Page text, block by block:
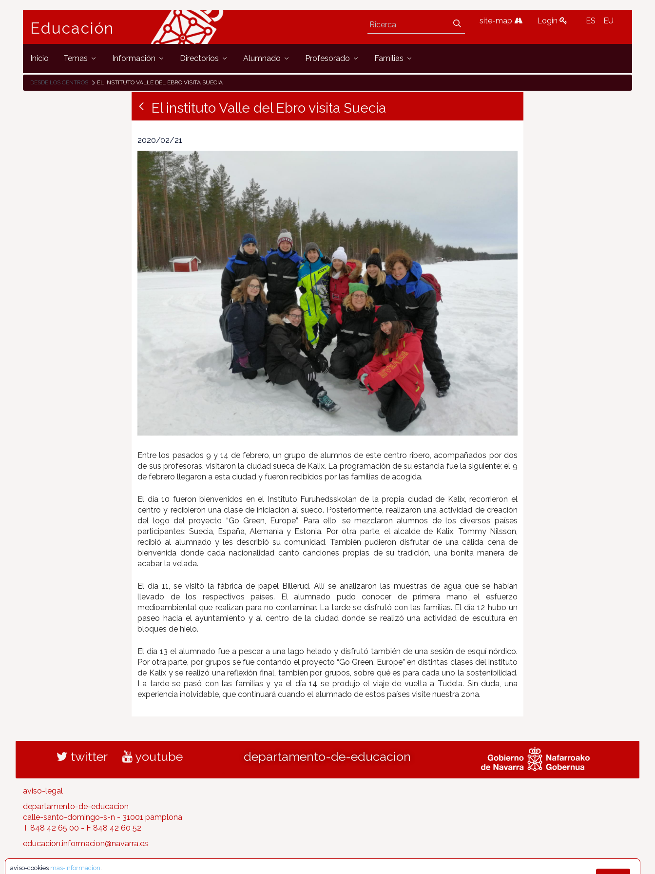
Educación site-map Login ES EU
Inicio Temas Información Directorios Alumnado Profesorado Familias
DESDE LOS CENTROS EL INSTITUTO VALLE DEL EBRO VISITA SUECIA
El instituto Valle del Ebro visita Suecia
2020/02/21
Entre los pasados 9 y 14 de febrero, un grupo de alumnos de este centro ribero, acompañados por dos
de sus profesoras, visitaron la ciudad sueca de Kalix. La programación de su estancia fue la siguiente: el 9
de febrero llegaron a esta ciudad y fueron recibidos por las familias de acogida.
El día 10 fueron bienvenidos en el Instituto Furuhedsskolan de la propia ciudad de Kalix, recorrieron el
centro y recibieron una clase de iniciación al sueco. Posteriormente, realizaron una actividad de creación
del logo del proyecto “Go Green, Europe”. Para ello, se mezclaron alumnos de los diversos países
participantes: Suecia, España, Alemania y Estonia. Por otra parte, el alcalde de Kalix, Tommy Nilsson,
recibió al alumnado y les describió su comunidad. También pudieron disfrutar de una cálida cena de
bienvenida donde cada nacionalidad cantó canciones propias de su tradición, una bonita manera de
acabar la velada.
El día 11, se visitó la fábrica de papel Billerud. Allí se analizaron las muestras de agua que se habían
llevado de los respectivos países. El alumnado pudo conocer de primera mano el esfuerzo
medioambiental que realizan para no contaminar. La tarde se disfrutó con las familias. El día 12 hubo un
paseo hacia el ayuntamiento y al centro de la ciudad donde se realizó una actividad de escultura en
bloques de hielo.
El día 13 el alumnado fue a pescar a una lago helado y disfrutó también de una sesión de esquí nórdico.
Por otra parte, por grupos se fue contando el proyecto “Go Green, Europe” en distintas clases del instituto
de Kalix y se realizó una reflexión final, también por grupos, sobre qué es para cada uno la sostenibilidad.
La tarde se pasó con las familias y ya el día 14 se produjo el viaje de vuelta a Tudela. Sin duda, una
experiencia inolvidable, que continuará cuando el alumnado de estos países visite nuestra zona.
twitter youtube departamento-de-educacion
aviso-legal
departamento-de-educacion
calle-santo-domingo-s-n - 31001 pamplona
T 848 42 65 00 - F 848 42 60 52
educacion.informacion@navarra.es
aviso-cookies mas-informacion.